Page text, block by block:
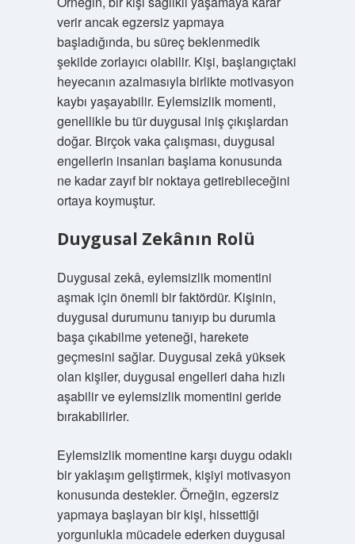
verir ancak egzersiz yapmaya
başladığında, bu süreç beklenmedik
şekilde zorlayıcı olabilir. Kişi, başlangıçtaki
heyecanın azalmasıyla birlikte motivasyon
kaybı yaşayabilir. Eylemsizlik momenti,
genellikle bu tür duygusal iniş çıkışlardan
doğar. Birçok vaka çalışması, duygusal
engellerin insanları başlama konusunda
ne kadar zayıf bir noktaya getirebileceğini
ortaya koymuştur.
Duygusal Zekânın Rolü
Duygusal zekâ, eylemsizlik momentini
aşmak için önemli bir faktördür. Kişinin,
duygusal durumunu tanıyıp bu durumla
başa çıkabilme yeteneği, harekete
geçmesini sağlar. Duygusal zekâ yüksek
olan kişiler, duygusal engelleri daha hızlı
aşabilir ve eylemsizlik momentini geride
bırakabilirler.
Eylemsizlik momentine karşı duygu odaklı
bir yaklaşım geliştirmek, kişiyi motivasyon
konusunda destekler. Örneğin, egzersiz
yapmaya başlayan bir kişi, hissettiği
yorgunlukla mücadele ederken duygusal